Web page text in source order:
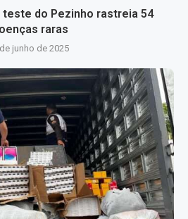
teste do Pezinho rastreia 54
raras
junho de 2025